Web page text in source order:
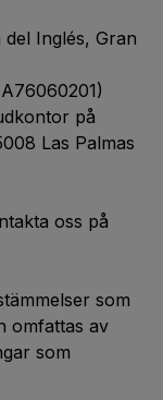
del Inglés, Gran
på
Las Palmas
oss på
som
omfattas av
som